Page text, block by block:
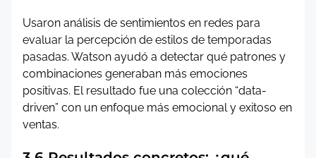
Usaron análisis de sentimientos en redes para
evaluar la percepción de estilos de temporadas
pasadas. Watson ayudó a detectar qué patrones y
combinaciones generaban más emociones
positivas. El resultado fue una colección “data-
driven” con un enfoque más emocional y exitoso en
ventas.